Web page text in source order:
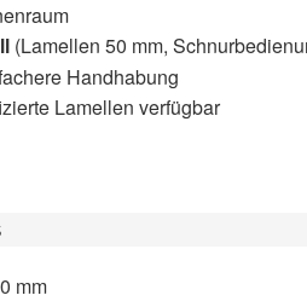
(Lamellen 50 mm,
Handhabung
Lamellen verfügbar
mm